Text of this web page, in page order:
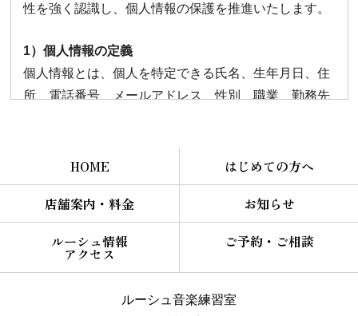
性を強く認識し、個人情報の保護を推進いたします。
1）個人情報の定義
個人情報とは、個人を特定できる氏名、生年月日、住
所、電話番号、メールアドレス、性別、職業、勤務先
2）個人情報の管理
当方では、お客様の個人情報を取り扱うにあたり、漏
えい、滅失、毀損の防止のため、セキュリティシステ
ムの維持と整備、個人情報取扱者への適切な教育を行
います。不正アクセス、改ざんへの対策として暗号化
を実施し、データ保護に努め、安全に利用できる体制
HOME
はじめての方へ
店舗案内・料金
お知らせ
ルーシュ情報
アクセス
ご予約・ご相談
ルーシュ音楽練習室